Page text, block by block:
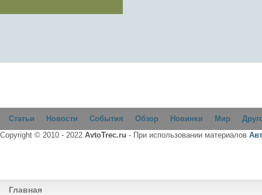
Статьи Новости События Обзор Новинки Мир
Copyright © 2010 - 2022 AvtoTrec.ru - При использовании материалов
Главная